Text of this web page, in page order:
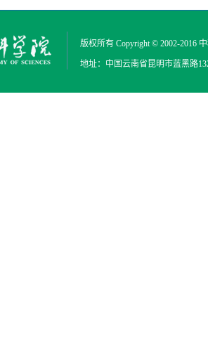
版权所有 Copyright © 2002-2016
地址：中国云南省昆明市蓝黑路